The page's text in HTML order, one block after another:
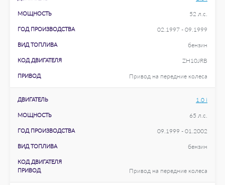
МОЩНОСТЬ 52 л.с.
ГОД ПРОИЗВОДСТВА 02.1997 - 09.1999
ВИД ТОПЛИВА бензин
КОД ДВИГАТЕЛЯ ZH10JRB
ПРИВОД Привод на передние колеса
ДВИГАТЕЛЬ 1.0 i
МОЩНОСТЬ 65 л.с.
ГОД ПРОИЗВОДСТВА 09.1999 - 01.2002
ВИД ТОПЛИВА бензин
КОД ДВИГАТЕЛЯ
ПРИВОД
Привод на передние колеса